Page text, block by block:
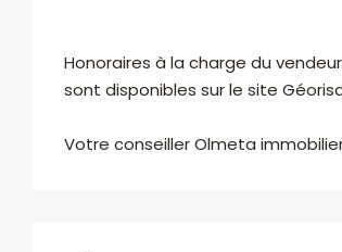
Honoraires à la charge du
sont disponibles sur le site
Votre conseiller Olmeta